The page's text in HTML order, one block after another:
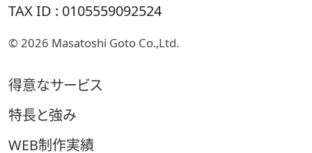
TAX ID : 0105559092524
© 2026 Masatoshi Goto Co.,Ltd.
得意なサービス
特長と強み
WEB制作実績